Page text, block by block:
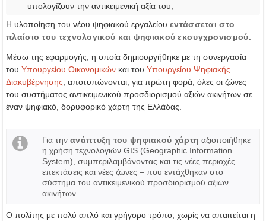
υπολογίζουν την αντικειμενική αξία του,
Η υλοποίηση του νέου ψηφιακού εργαλείου εντάσσεται στο
πλαίσιο του τεχνολογικού και ψηφιακού εκσυγχρονισμού
Μέσω της εφαρμογής, η οποία δημιουργήθηκε με τη συνεργασία
του Υπουργείου Οικονομικών και του Υπουργείου Ψηφιακής
Διακυβέρνησης , αποτυπώνονται, για πρώτη φορά, όλες οι ζώνες
του συστήματος αντικειμενικού προσδιορισμού αξιών ακινήτων σε
έναν ψηφιακό, δορυφορικό χάρτη της Ελλάδας.
Για την ανάπτυξη του ψηφιακού χάρτηαξιοποιήθηκε
η χρήση τεχνολογιών GIS (Geographic Information
System), συμπεριλαμβάνοντας και τις νέες περιοχές –
επεκτάσεις και νέες ζώνες – που εντάχθηκαν στο
σύστημα του αντικειμενικού προσδιορισμού αξιών
ακινήτων
Ο πολίτης με πολύ απλό και γρήγορο τρόπο, χωρίς να απαιτείται η